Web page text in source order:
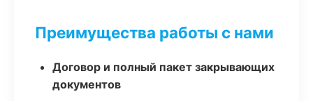
Преимущества работы с нами
Договор и полный пакет закрывающих
документов